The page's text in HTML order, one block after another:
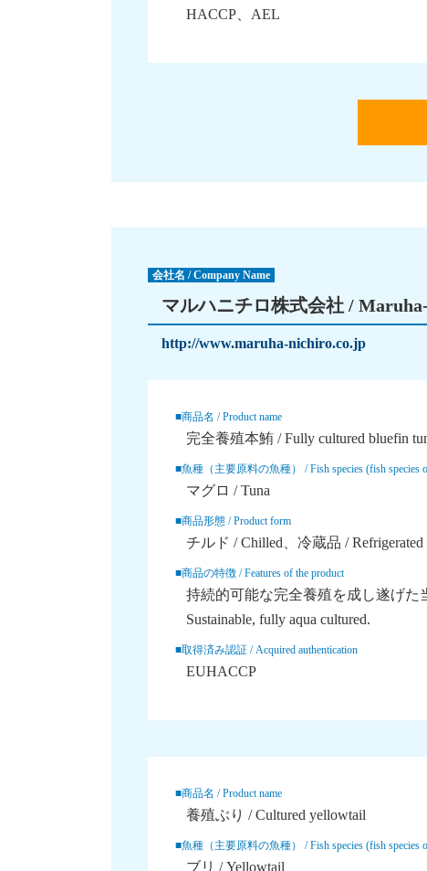
HACCP AEL
会社名 / Company Name
マルハニチロ株式会社 /
http://www.maruha-nichiro.co.jp
■商品名 / Product name
完全養殖本鮪 / Fully cultured bluefin
■魚種（主要原料の魚種） / Fish species (fish species
マグロ / Tuna
■商品形態 / Product form
チルド / Chilled 冷蔵品 / Refrigerated
■商品の特徴 / Features of the product
持続的可能な完全養殖を成し遂げた
Sustainable, fully aqua cultured.
■取得済み認証 / Acquired authentication
EUHACCP
■商品名 / Product name
養殖ぶり / Cultured yellowtail
■魚種（主要原料の魚種） / Fish species (fish species
ブリ / Yellowtail